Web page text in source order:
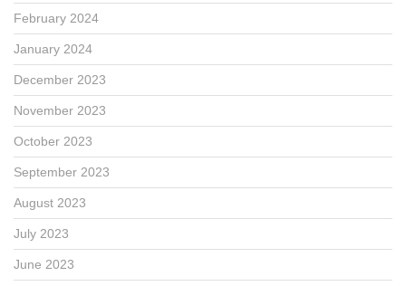
February 2024
January 2024
December 2023
November 2023
October 2023
September 2023
August 2023
July 2023
June 2023